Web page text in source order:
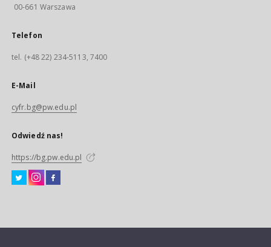
00-661 Warszawa
Telefon
tel. (+48 22) 234-5113, 7400
E-Mail
cyfr.bg@pw.edu.pl
Odwiedź nas!
https://bg.pw.edu.pl